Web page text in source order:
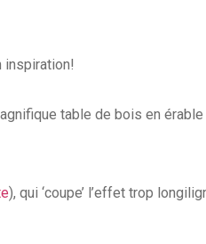
inspiration!
table de bois en
), qui ‘coupe’ l’effet trop